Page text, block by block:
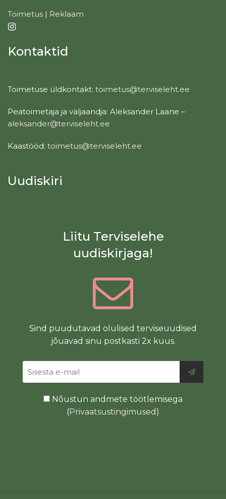
Toimetus | Reklaam
Kontaktid
Toimetuse üldkontakt: toimetus@terviseleht.ee
Peatoimetaja ja väljaandja: Aleksander Laane –
aleksander@terviseleht.ee
Kaastööd: toimetus@terviseleht.ee
Uudiskiri
Liitu Terviselehe
uudiskirjaga!
Sind puudutavad olulised terviseuudised
jõuavad sinu postkasti 2x kuus.
Nõustun andmete töötlemisega
(Privaatsustingimused )